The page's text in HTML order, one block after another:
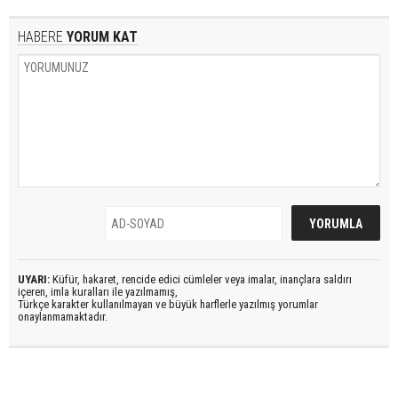
HABERE YORUM KAT
UYARI: Küfür, hakaret, rencide edici cümleler veya imalar, inançlara saldırı
içeren, imla kuralları ile yazılmamış,
Türkçe karakter kullanılmayan ve büyük harflerle yazılmış yorumlar
onaylanmamaktadır.